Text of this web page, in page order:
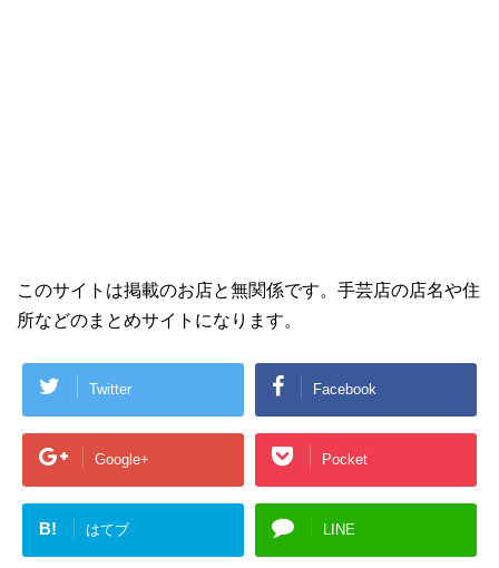
このサイトは掲載のお店と無関係です。手芸店の店名や住
所などのまとめサイトになります。
Twitter Facebook
Google+ Pocket
B! はてブ LINE